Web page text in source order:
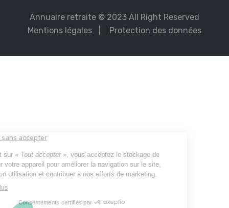
Annuaire retraite © 2023 All Right Reserved
Mentions légales
Protection des données